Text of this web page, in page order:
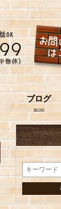
ブログ
BLOG